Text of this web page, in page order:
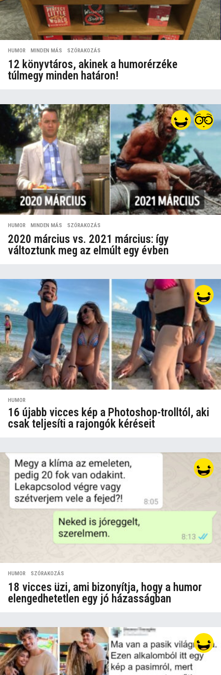
HUMOR ,MINDEN MÁS ,SZÓRAKOZÁS
12 könyvtáros, akinek a humorérzéke
túlmegy minden határon!
HUMOR ,MINDEN MÁS ,SZÓRAKOZÁS
2020 március vs. 2021 március: így
változtunk meg az elmúlt egy évben
HUMOR
16 újabb vicces kép a Photoshop-trolltól, aki
csak teljesíti a rajongók kéréseit
HUMOR ,SZÓRAKOZÁS
18 vicces üzi, ami bizonyítja, hogy a humor
elengedhetetlen egy jó házasságban